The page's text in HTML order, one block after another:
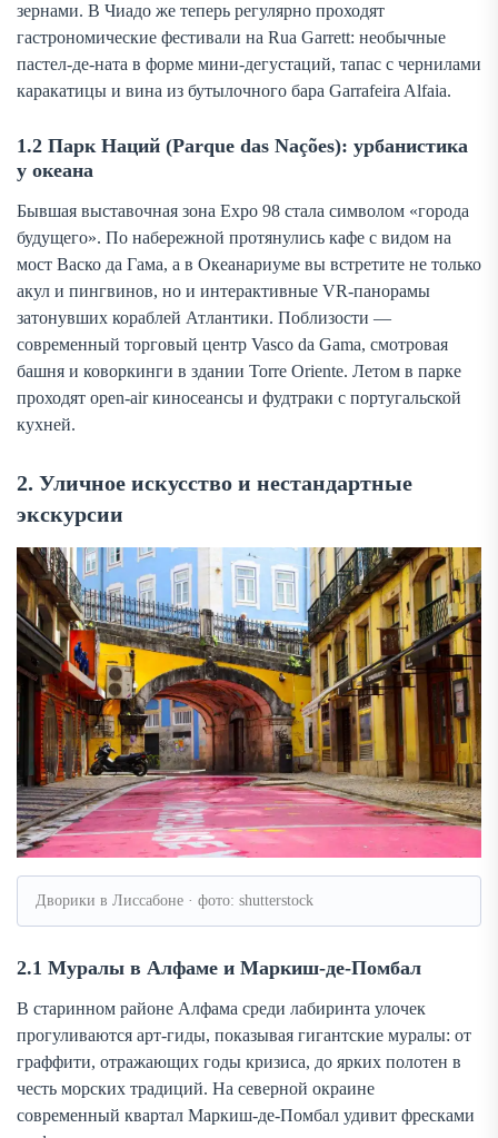
зернами. В Чиадо же теперь регулярно проходят
гастрономические фестивали на Rua Garrett: необычные
пастел-де-ната в форме мини-дегустаций, тапас с чернилами
каракатицы и вина из бутылочного бара Garrafeira Alfaia.
1.2 Парк Наций (Parque das Nações): урбанистика
у океана
Бывшая выставочная зона Expo 98 стала символом «города
будущего». По набережной протянулись кафе с видом на
мост Васко да Гама, а в Океанариуме вы встретите не только
акул и пингвинов, но и интерактивные VR-панорамы
затонувших кораблей Атлантики. Поблизости —
современный торговый центр Vasco da Gama, смотровая
башня и коворкинги в здании Torre Oriente. Летом в парке
проходят open-air киносеансы и фудтраки с португальской
кухней.
2. Уличное искусство и нестандартные
экскурсии
Дворики в Лиссабоне · фото: shutterstock
2.1 Муралы в Алфаме и Маркиш-де-Помбал
В старинном районе Алфама среди лабиринта улочек
прогуливаются арт-гиды, показывая гигантские муралы: от
граффити, отражающих годы кризиса, до ярких полотен в
честь морских традиций. На северной окраине
современный квартал Маркиш-де-Помбал удивит фресками